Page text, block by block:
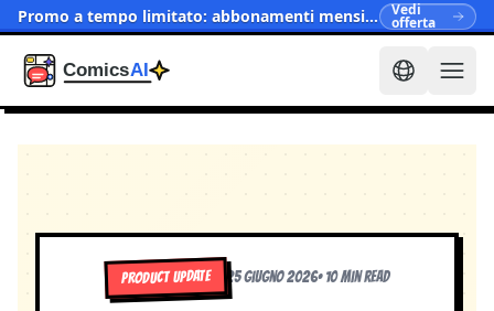
Promo a tempo limitato: abbonamenti mensili ora da $15.90 Vedi
offerta
PRODUCT UPDATE 25 giugno 2026• 10 min read